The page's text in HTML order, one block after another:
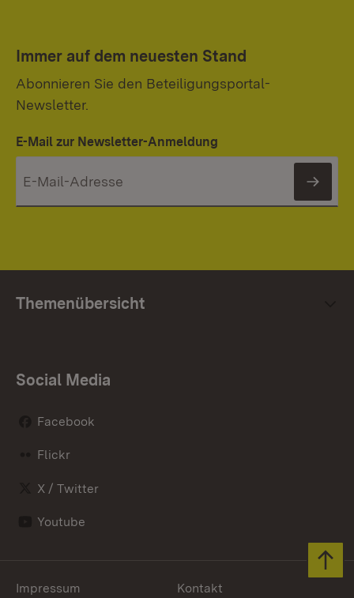
Immer auf dem neuesten Stand
Abonnieren Sie den Beteiligungsportal-
Newsletter.
E-Mail zur Newsletter-Anmeldung
Themenübersicht
Social Media
Facebook
Flickr
X / Twitter
Youtube
Impressum Kontakt